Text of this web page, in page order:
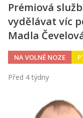
Prémiová
vydělávat víc
Madla
NA VOLNÉ NOZE
Před 4 týdny